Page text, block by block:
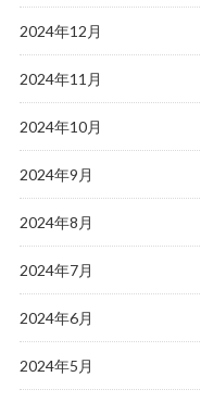
2024年12月
2024年11月
2024年10月
2024年9月
2024年8月
2024年7月
2024年6月
2024年5月